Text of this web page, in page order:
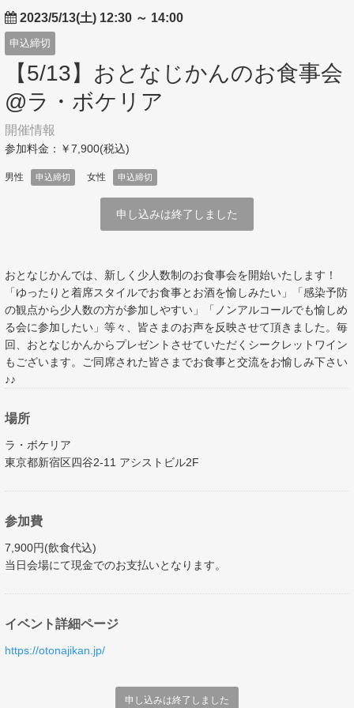
2023/5/13(土) 12:30 ～ 14:00
申込締切
【5/13】おとなじかんのお食事会
@ラ・ボケリア
開催情報
参加料金：￥7,900(税込)
男性 申込締切 女性 申込締切
申し込みは終了しました
おとなじかんでは、新しく少人数制のお食事会を開始いたします！
「ゆったりと着席スタイルでお食事とお酒を愉しみたい」「感染予防
の観点から少人数の方が参加しやすい」「ノンアルコールでも愉しめ
る会に参加したい」等々、皆さまのお声を反映させて頂きました。毎
回、おとなじかんからプレゼントさせていただくシークレットワイン
もございます。ご同席された皆さまでお食事と交流をお愉しみ下さい
♪♪
場所
ラ・ボケリア
東京都新宿区四谷2-11 アシストビル2F
参加費
​​​​​​7,900円(飲食代込)
当日会場にて現金でのお支払いとなります。
イベント詳細ページ
https://otonajikan.jp/
申し込みは終了しました